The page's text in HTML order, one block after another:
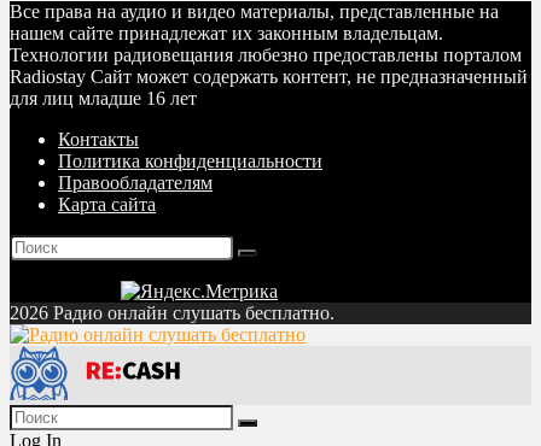
Все права на аудио и видео материалы, представленные на
нашем сайте принадлежат их законным владельцам.
Технологии радиовещания любезно предоставлены порталом
Radiostay Сайт может содержать контент, не предназначенный
для лиц младше 16 лет
Контакты
Политика конфиденциальности
Правообладателям
Карта сайта
2026 Радио онлайн слушать бесплатно.
Log In